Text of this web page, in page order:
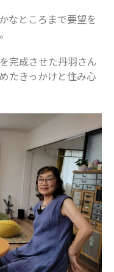
なところまで要望を
完成させた丹羽さん
たきっかけと住み心